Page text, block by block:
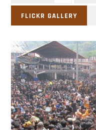
FLICKR GALLERY